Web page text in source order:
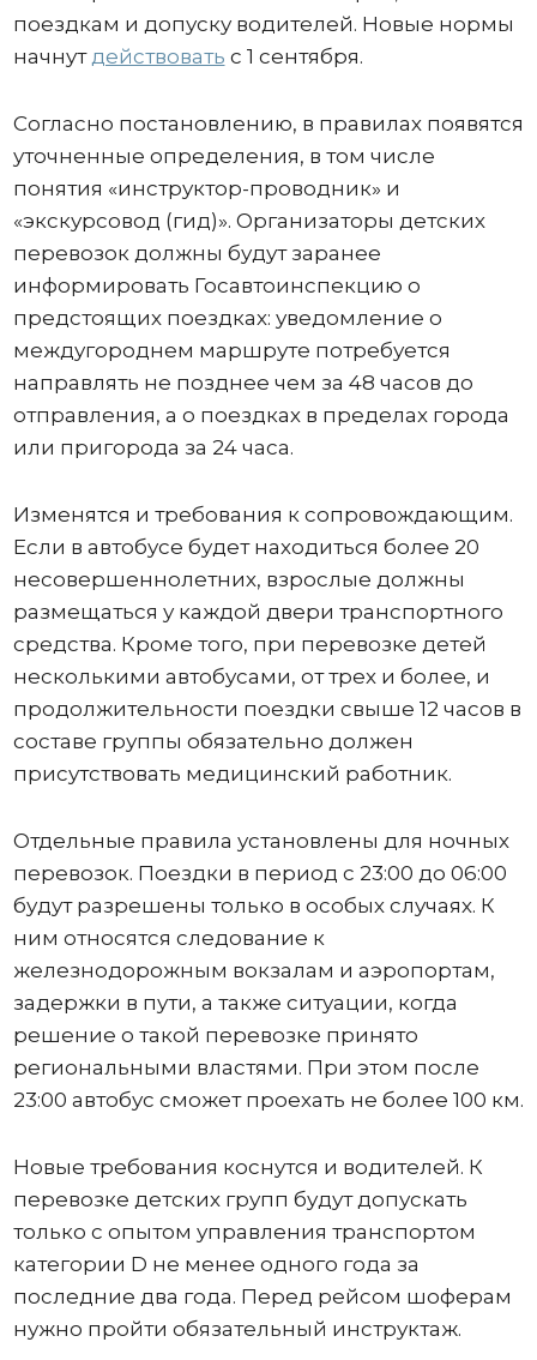
поездкам и допуску водителей. Новые нормы
начнутдействовать с 1 сентября.
Согласно постановлению, в правилах появятся
уточненные определения, в том числе
понятия «инструктор-проводник» и
«экскурсовод (гид)». Организаторы детских
перевозок должны будут заранее
информировать Госавтоинспекцию о
предстоящих поездках: уведомление о
междугороднем маршруте потребуется
направлять не позднее чем за 48 часов до
отправления, а о поездках в пределах города
или пригорода за 24 часа.
Изменятся и требования к сопровождающим.
Если в автобусе будет находиться более 20
несовершеннолетних, взрослые должны
размещаться у каждой двери транспортного
средства. Кроме того, при перевозке детей
несколькими автобусами, от трех и более, и
продолжительности поездки свыше 12 часов в
составе группы обязательно должен
присутствовать медицинский работник.
Отдельные правила установлены для ночных
перевозок. Поездки в период с 23:00 до 06:00
будут разрешены только в особых случаях. К
ним относятся следование к
железнодорожным вокзалам и аэропортам,
задержки в пути, а также ситуации, когда
решение о такой перевозке принято
региональными властями. При этом после
23:00 автобус сможет проехать не более 100 км.
Новые требования коснутся и водителей. К
перевозке детских групп будут допускать
только с опытом управления транспортом
категории D не менее одного года за
последние два года. Перед рейсом шоферам
нужно пройти обязательный инструктаж.